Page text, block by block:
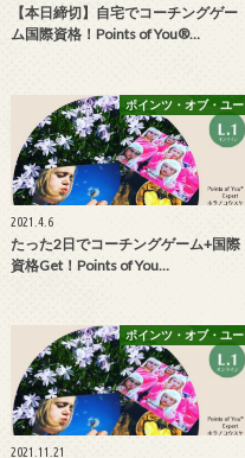
【本日締切】自宅でコーチングゲー
ム国際資格！Points of You®…
ポインツ・オブ・ユー
2021.4.6
たった2日でコーチングゲーム+国際
資格Get！Points of You…
ポインツ・オブ・ユー
2021.11.21